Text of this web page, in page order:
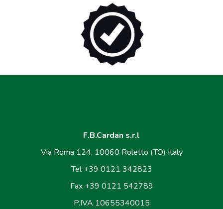
F.B.Cardan s.r.l
Via Roma 124, 10060 Roletto (TO) Italy
Tel +39 0121 342823
Fax +39 0121 542789
P.IVA 10655340015